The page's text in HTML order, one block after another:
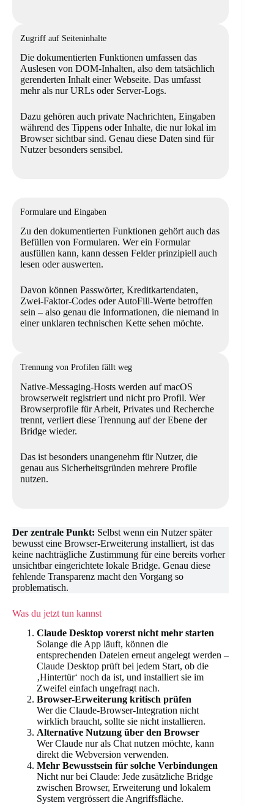
Zugriff auf Seiteninhalte
Die dokumentierten Funktionen umfassen das
Auslesen von DOM-Inhalten, also dem tatsächlich
gerenderten Inhalt einer Webseite. Das umfasst
mehr als nur URLs oder Server-Logs.
Dazu gehören auch private Nachrichten, Eingaben
während des Tippens oder Inhalte, die nur lokal im
Browser sichtbar sind. Genau diese Daten sind für
Nutzer besonders sensibel.
Formulare und Eingaben
Zu den dokumentierten Funktionen gehört auch das
Befüllen von Formularen. Wer ein Formular
ausfüllen kann, kann dessen Felder prinzipiell auch
lesen oder auswerten.
Davon können Passwörter, Kreditkartendaten,
Zwei-Faktor-Codes oder AutoFill-Werte betroffen
sein – also genau die Informationen, die niemand in
einer unklaren technischen Kette sehen möchte.
Trennung von Profilen fällt weg
Native-Messaging-Hosts werden auf macOS
browserweit registriert und nicht pro Profil. Wer
Browserprofile für Arbeit, Privates und Recherche
trennt, verliert diese Trennung auf der Ebene der
Bridge wieder.
Das ist besonders unangenehm für Nutzer, die
genau aus Sicherheitsgründen mehrere Profile
nutzen.
Der zentrale Punkt: Selbst wenn ein Nutzer später
bewusst eine Browser-Erweiterung installiert, ist das
keine nachträgliche Zustimmung für eine bereits vorher
unsichtbar eingerichtete lokale Bridge. Genau diese
fehlende Transparenz macht den Vorgang so
problematisch.
Was du jetzt tun kannst
Claude Desktop vorerst nicht mehr starten
Solange die App läuft, können die
entsprechenden Dateien erneut angelegt werden –
Claude Desktop prüft bei jedem Start, ob die
‚Hintertür‘ noch da ist, und installiert sie im
Zweifel einfach ungefragt nach.
Browser-Erweiterung kritisch prüfen
Wer die Claude-Browser-Integration nicht
wirklich braucht, sollte sie nicht installieren.
Alternative Nutzung über den Browser
Wer Claude nur als Chat nutzen möchte, kann
direkt die Webversion verwenden.
Mehr Bewusstsein für solche Verbindungen
Nicht nur bei Claude: Jede zusätzliche Bridge
zwischen Browser, Erweiterung und lokalem
System vergrössert die Angriffsfläche.